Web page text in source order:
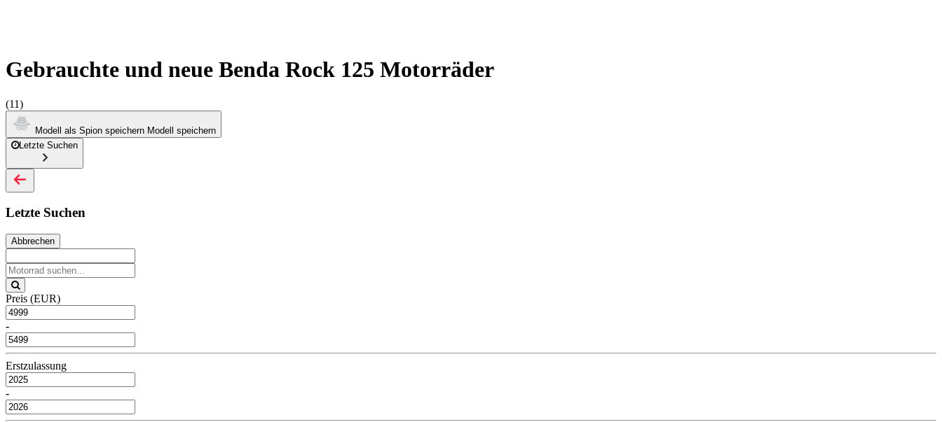
Gebrauchte und neue Benda Rock 125 Motorräder
(11)
Modell als Spion speichern Modell speichern
Letzte Suchen
Letzte Suchen
Abbrechen
Preis (EUR)
-
Erstzulassung
-